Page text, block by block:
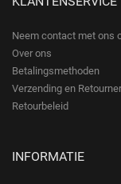
Neem contact met ons
Over ons
Betalingsmethoden
Verzending en
Retourbeleid
INFORMATIE